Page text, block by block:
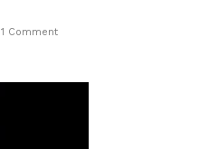
1 Comment